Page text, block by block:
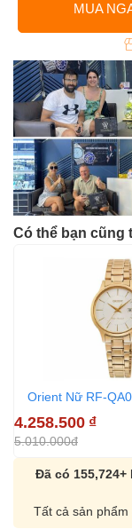
MUA
Có thể bạn cũng
Orient Nữ RF-
4.258.500 ₫
5.010.000đ
Đã có
Tất cả sản